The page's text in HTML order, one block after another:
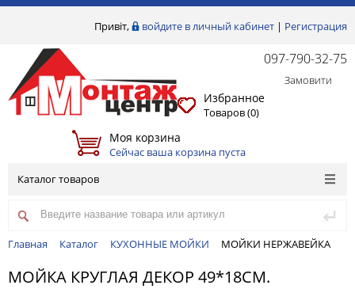
Привіт, войдите в личный кабинет | Регистрация
097-790-32-75
Замовити
Избранное
Товаров (0)
Моя корзина
Сейчас ваша корзина пуста
Каталог товаров
Главная Каталог КУХОННЫЕ МОЙКИ МОЙКИ НЕРЖАВЕЙКА
МОЙКА КРУГЛАЯ ДЕКОР 49*18СМ.